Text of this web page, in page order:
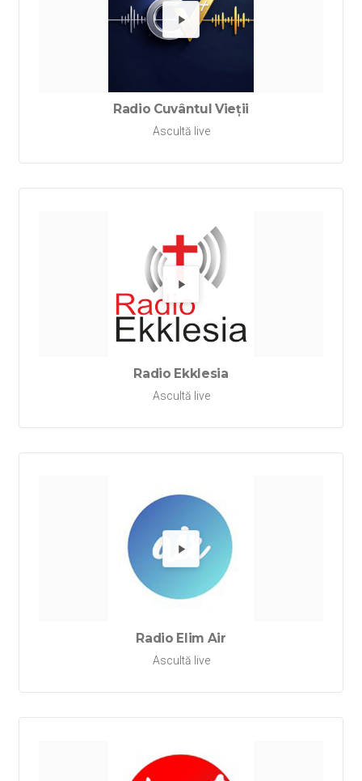
Redă
Radio Cuvântul Vieții
Ascultă live
Redă
Radio Ekklesia
Ascultă live
Redă
Radio Elim Air
Ascultă live